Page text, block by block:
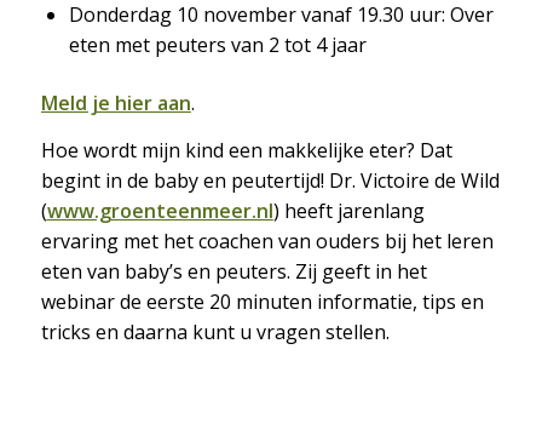
Donderdag 10 november vanaf 19.30 uur: Over
eten met peuters van 2 tot 4 jaar
Meld je hier aan.
Hoe wordt mijn kind een makkelijke eter? Dat
begint in de baby en peutertijd! Dr. Victoire de Wild
(www.groenteenmeer.nl) heeft jarenlang
ervaring met het coachen van ouders bij het leren
eten van baby’s en peuters. Zij geeft in het
webinar de eerste 20 minuten informatie, tips en
tricks en daarna kunt u vragen stellen.